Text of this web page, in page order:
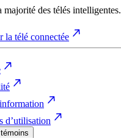
des télés intelligentes.
la télé connectée
d’utilisation